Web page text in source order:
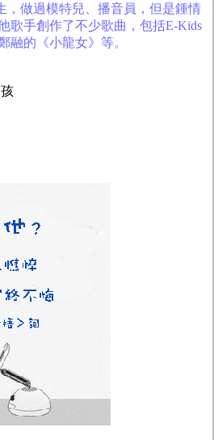
，做過模特兒、播音員，但是鍾情
歌手創作了不少歌曲，包括E-Kids
融的《小龍女》等。